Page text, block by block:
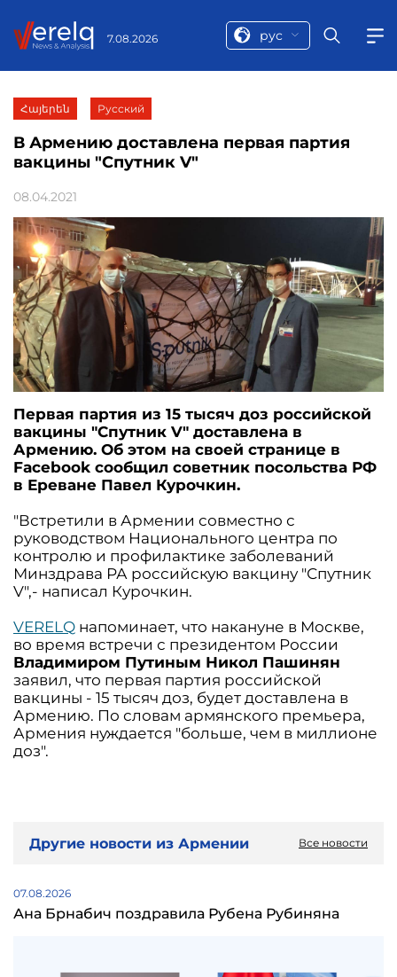
7.08.2026 рус
Հայերեն Русский
В Армению доставлена первая партия
вакцины "Спутник V"
08.04.2021
Первая партия из 15 тысяч доз российской
вакцины "Спутник V" доставлена в
Армению. Об этом на своей странице в
Facebook сообщил советник посольства РФ
в Ереване Павел Курочкин.
"Встретили в Армении совместно с
руководством Национального центра по
контролю и профилактике заболеваний
Минздрава РА российскую вакцину "Спутник
V",- написал Курочкин.
VERELQ напоминает, что накануне в Москве,
во время встречи с президентом России
Владимиром Путиным Никол Пашинян
заявил, что первая партия российской
вакцины - 15 тысяч доз, будет доставлена в
Армению. По словам армянского премьера,
Армения нуждается "больше, чем в миллионе
доз".
Другие новости из Армении Все новости
07.08.2026
Ана Брнабич поздравила Рубена Рубиняна